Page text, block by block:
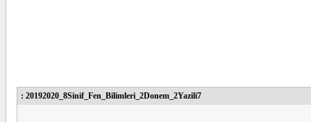
: 20192020_8Sinif_Fen_Bilimleri_2Donem_2Yazili7